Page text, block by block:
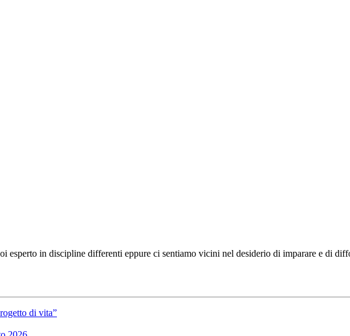
esperto in discipline differenti eppure ci sentiamo vicini nel desiderio di imparare e di
di vita”